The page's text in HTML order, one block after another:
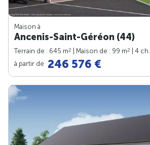
Maison à
Ancenis-Saint-Géréon (44)
Terrain de : 645 m2 | Maison de : 99 m2
| 4 ch.
à partir de 246 576 €